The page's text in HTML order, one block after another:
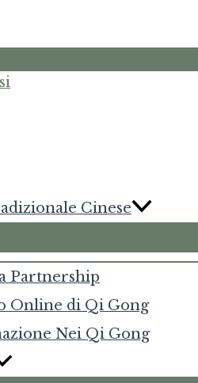
Cinese
Partnership
Online di Qi Gong
Nei Qi Gong